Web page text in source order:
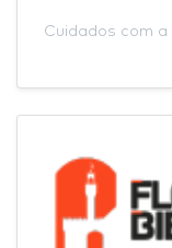
Cuidados com a